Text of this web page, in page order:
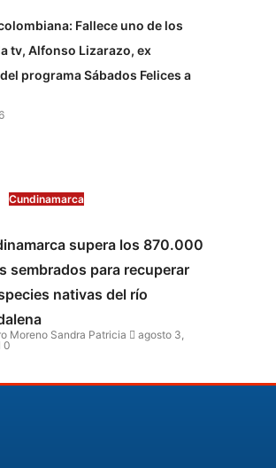
Fallece uno de los
tv, Alfonso Lizarazo, ex
programa Sábados Felices a
Cundinamarca
supera los 870.000
sembrados para recuperar
nativas del río
Moreno Sandra Patricia
agosto 3,
0